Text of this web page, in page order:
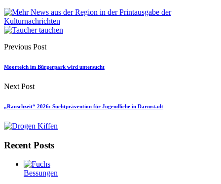
Previous Post
Moorteich im Bürgerpark wird untersucht
Next Post
„Rauschzeit“ 2026: Suchtprävention für Jugendliche in Darmstadt
Recent Posts
Bessungen